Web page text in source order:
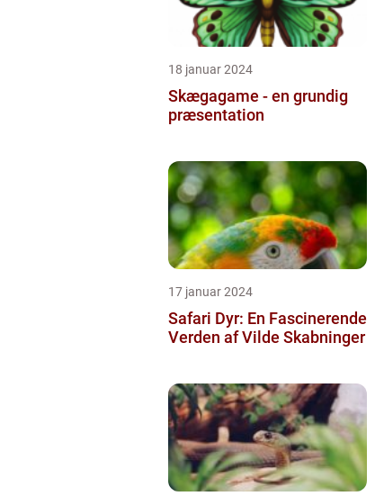
18 januar 2024
Skægagame - en grundig
præsentation
17 januar 2024
Safari Dyr: En Fascinerende
Verden af Vilde Skabninger